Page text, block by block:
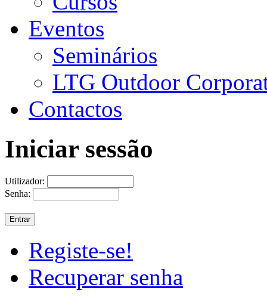
Eventos
Seminários
LTG Outdoor
Contactos
Iniciar sessão
Utilizador:
Senha:
Registe-se!
Recuperar senha